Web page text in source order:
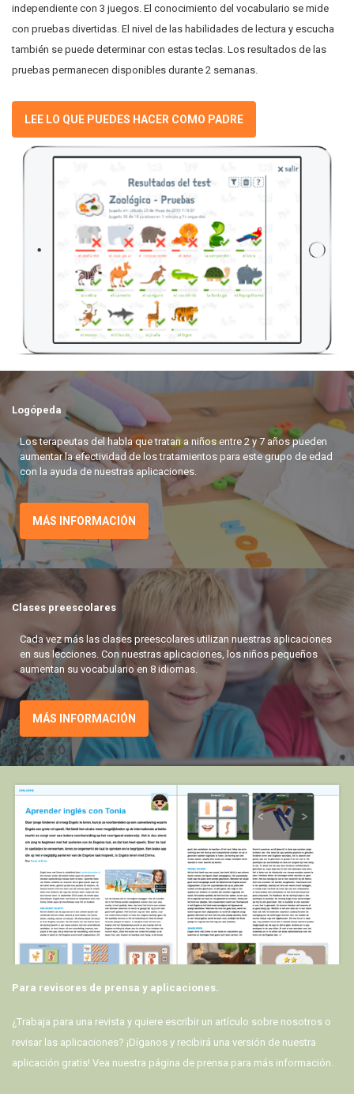
independiente con 3 juegos. El conocimiento del vocabulario se mide
con pruebas divertidas. El nivel de las habilidades de lectura y escucha
también se puede determinar con estas teclas. Los resultados de las
pruebas permanecen disponibles durante 2 semanas.
LEE LO QUE PUEDES HACER COMO PADRE
Logópeda
Los terapeutas del habla que tratan a niños entre 2 y 7 años pueden
aumentar la efectividad de los tratamientos para este grupo de edad
con la ayuda de nuestras aplicaciones.
MÁS INFORMACIÓN
Clases preescolares
Cada vez más las clases preescolares utilizan nuestras aplicaciones
en sus lecciones. Con nuestras aplicaciones, los niños pequeños
aumentan su vocabulario en 8 idiomas.
MÁS INFORMACIÓN
Para revisores de prensa y aplicaciones.
¿Trabaja para una revista y quiere escribir un artículo sobre nosotros o
revisar las aplicaciones? ¡Díganos y recibirá una versión de nuestra
aplicación gratis! Vea nuestra página de prensa para más información.